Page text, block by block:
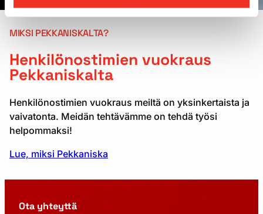
MIKSI PEKKANISKALTA?
Henkilönostimien vuokraus
Pekkaniskalta
Henkilönostimien vuokraus meiltä on yksinkertaista ja
vaivatonta. Meidän tehtävämme on tehdä työsi
helpommaksi!
Lue, miksi Pekkaniska
Ota yhteyttä